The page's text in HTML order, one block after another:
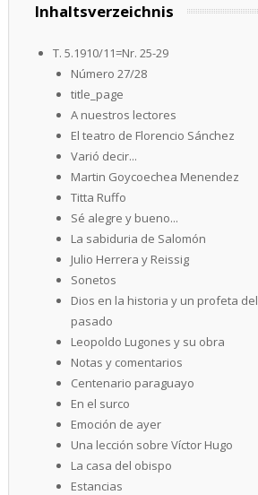
Inhaltsverzeichnis
T. 5.1910/11=Nr. 25-29
Número 27/28
title_page
A nuestros lectores
El teatro de Florencio Sánchez
Varió decir...
Martin Goycoechea Menendez
Titta Ruffo
Sé alegre y bueno...
La sabiduria de Salomón
Julio Herrera y Reissig
Sonetos
Dios en la historia y un profeta del
pasado
Leopoldo Lugones y su obra
Notas y comentarios
Centenario paraguayo
En el surco
Emoción de ayer
Una lección sobre Víctor Hugo
La casa del obispo
Estancias